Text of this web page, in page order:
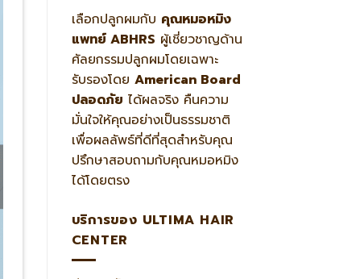
เลือกปลูกผมกับ คุณหมอหมิง
แพทย์ ABHRS ผู้เชี่ยวชาญด้าน
ศัลยกรรมปลูกผมโดยเฉพาะ
รับรองโดย American Board
ปลอดภัย ได้ผลจริง คืนความ
มั่นใจให้คุณอย่างเป็นธรรมชาติ
เพื่อผลลัพธ์ที่ดีที่สุดสำหรับคุณ
ปรึกษาสอบถามกับคุณหมอหมิง
ได้โดยตรง
บริการของ ULTIMA HAIR
CENTER